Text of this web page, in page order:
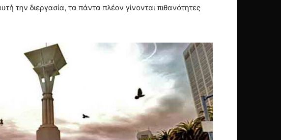
την διεργασία, τα πάντα πλέον γίνονται πιθανότητες